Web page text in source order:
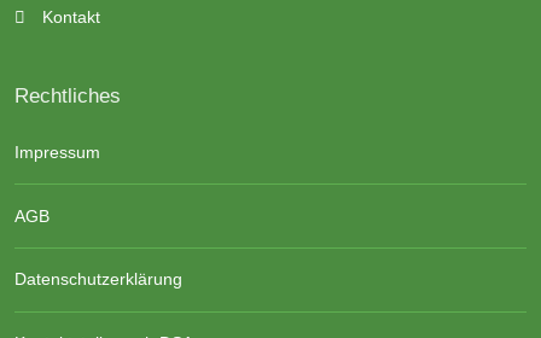
Kontakt
Rechtliches
Impressum
AGB
Datenschutzerklärung